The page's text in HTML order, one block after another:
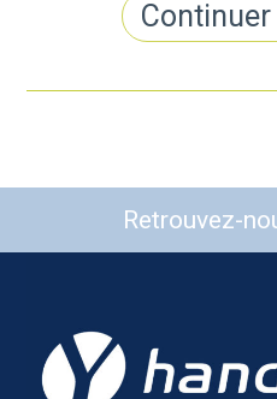
Retrouvez-